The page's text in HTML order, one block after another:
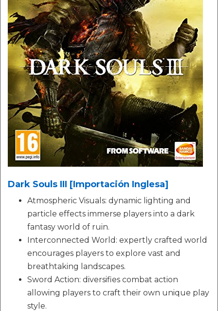
Dark Souls III [Importación Inglesa]
Atmospheric Visuals: dynamic lighting and
particle effects immerse players into a dark
fantasy world of ruin.
Interconnected World: expertly crafted world
encourages players to explore vast and
breathtaking landscapes.
Sword Action: diversifies combat action
allowing players to craft their own unique play
style.